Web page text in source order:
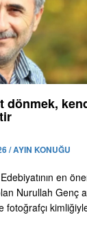
dönmek,
/ AYIN KONUĞU
en
Nurullah Genç
fotoğrafçı